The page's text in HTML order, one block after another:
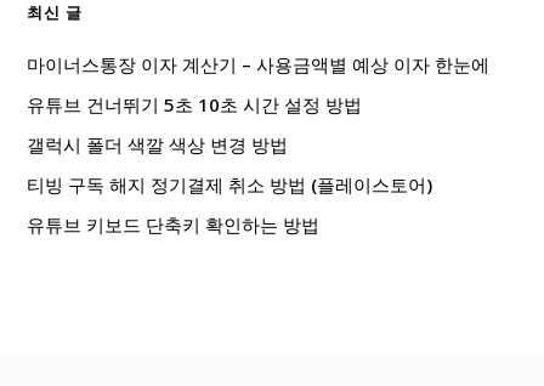
최신 글
마이너스통장 이자 계산기 – 사용금액별 예상 이자 한눈에
유튜브 건너뛰기 5초 10초 시간 설정 방법
갤럭시 폴더 색깔 색상 변경 방법
티빙 구독 해지 정기결제 취소 방법 (플레이스토어)
유튜브 키보드 단축키 확인하는 방법